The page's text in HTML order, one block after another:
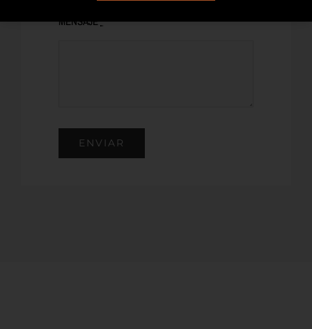
MENSAJE*
ENVIAR